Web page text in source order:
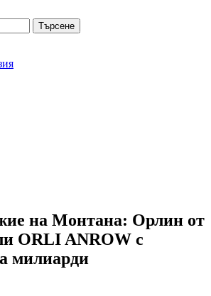
на Монтана: Орлин от
ORLI ANROW с
милиарди